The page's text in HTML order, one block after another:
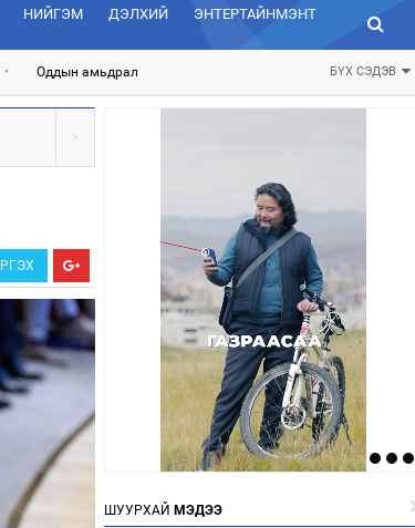
НИЙГЭМ ДЭЛХИЙ ЭНТЕРТАЙНМЭНТ ЗУРХАЙ
• Оддын амьдрал БҮХ СЭДЭВ
ШУУРХАЙ МЭДЭЭ